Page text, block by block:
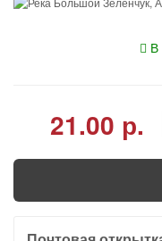
В
21.00 р.